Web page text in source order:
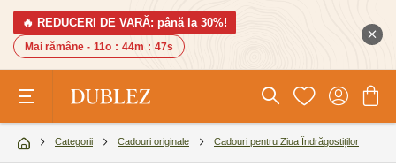
🔥 REDUCERI DE VARĂ: până la 30%!
Mai rămâne - 11o : 44m : 46s
Categorii Cadouri originale Cadouri pentru Ziua Îndrăgostiților